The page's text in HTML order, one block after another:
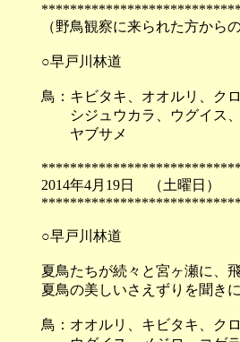
（野鳥観察に来られた方から
○早戸川林道
鳥：キビタキ、オオルリ、ク
シジュウカラ、ウグイス、
ヤブサメ
2014年4月
○早戸川林道
夏鳥たちが続々と宮ヶ瀬に、
夏鳥の美しいさえずりを聞き
鳥：オオルリ、キビタキ、ク